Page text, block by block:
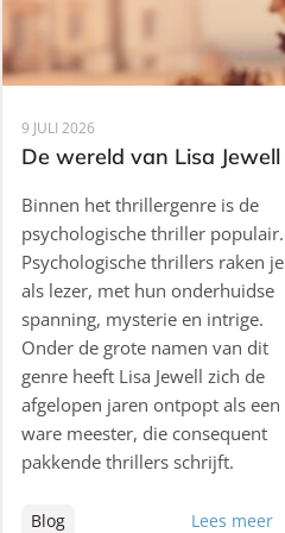
9 JULI 2026
De wereld van Lisa Jewell
Binnen het thrillergenre is de
psychologische thriller populair.
Psychologische thrillers raken je
als lezer, met hun onderhuidse
spanning, mysterie en intrige.
Onder de grote namen van dit
genre heeft Lisa Jewell zich de
afgelopen jaren ontpopt als een
ware meester, die consequent
pakkende thrillers schrijft.
Blog Lees meer